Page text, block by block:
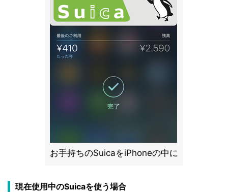
お手持ちのSuicaをiPhoneの中に
現在使用中のSuicaを使う場合